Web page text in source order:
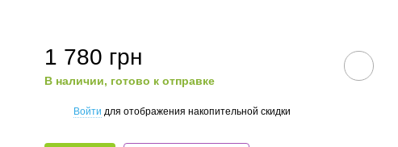
1 780 грн
В наличии, готово к отправке
Войти для отображения накопительной скидки